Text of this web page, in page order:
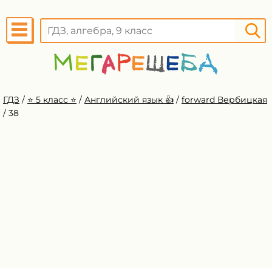
ГДЗ / ⭐️ 5 класс ⭐️ / Английский язык 👍 / forward Вербицкая
/ 38